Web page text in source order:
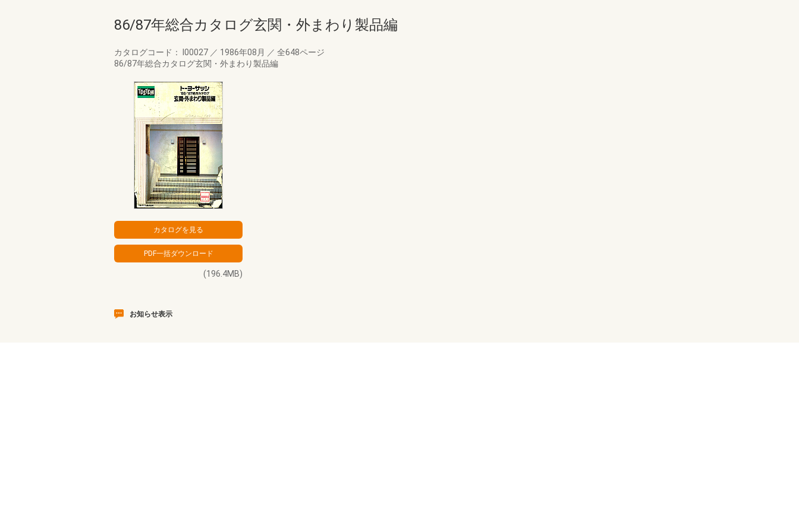
86/87年総合カタログ玄関・外まわり製品編
カタログコード： I00027 ／ 1986年08月 ／ 全648ページ
86/87年総合カタログ玄関・外まわり製品編
(196.4MB)
お知らせ表示